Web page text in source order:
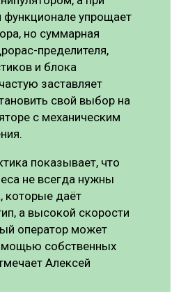
упрощает
но суммарная
пределителя,
и блока
заставляет
свой выбор на
с механическим
показывает, что
не всегда нужны
которые даёт
а высокой скорости
оператор может
собственных
Алексей